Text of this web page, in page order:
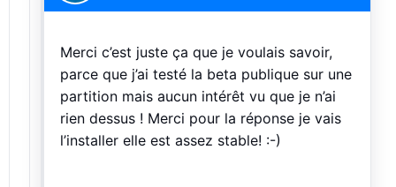
Merci c’est juste ça que je voulais savoir,
parce que j’ai testé la beta publique sur une
partition mais aucun intérêt vu que je n’ai
rien dessus ! Merci pour la réponse je vais
l’installer elle est assez stable! :-)